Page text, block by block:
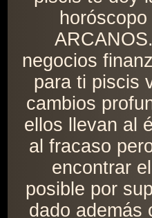
negocios
para ti piscis
cambios
ellos llevan al
al fracaso
encontrar
posible por
dado además